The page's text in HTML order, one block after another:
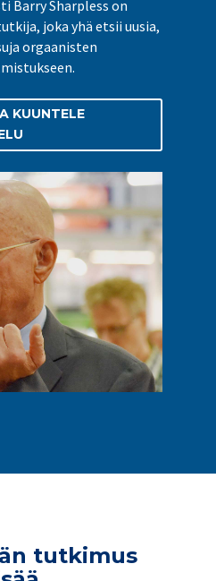
Barry Sharpless on
joka yhä etsii uusia,
orgaanisten
KUUNTELE
tutkimus